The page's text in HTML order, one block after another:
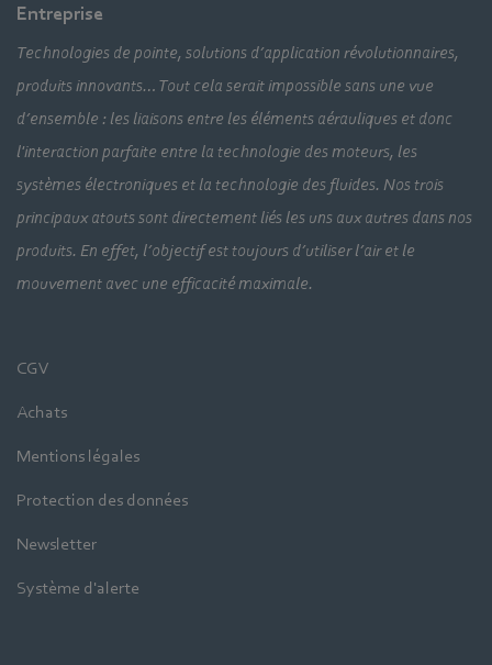
Entreprise
Technologies de pointe, solutions d’application révolutionnaires,
produits innovants… Tout cela serait impossible sans une vue
d’ensemble : les liaisons entre les éléments aérauliques et donc
l'interaction parfaite entre la technologie des moteurs, les
systèmes électroniques et la technologie des fluides. Nos trois
principaux atouts sont directement liés les uns aux autres dans nos
produits. En effet, l’objectif est toujours d’utiliser l’air et le
mouvement avec une efficacité maximale.
CGV
Achats
Mentions légales
Protection des données
Newsletter
Système d'alerte